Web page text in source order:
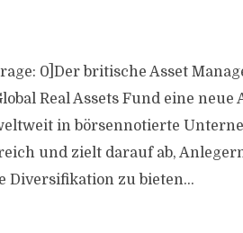
0]Der britische Asset
Real Assets Fund eine neue
in börsennotierte
und zielt darauf ab,
Diversifikation zu bieten...